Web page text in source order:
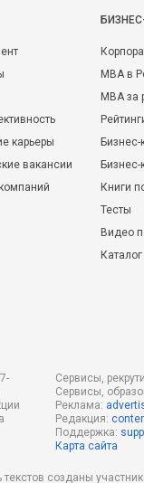
карьеры
вакансии
MBA в
MBA
Бизнес-
Книги
Тесты
Видео
Сервисы,
Сервисы,
Реклама:
Редакция:
Поддержка:
Карта сайта
текстов созданы